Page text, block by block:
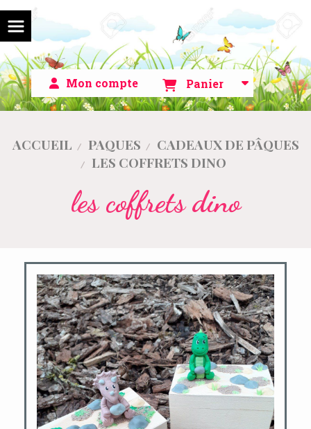
Mon compte Panier
ACCUEIL PAQUES
CADEAUX DE PÂQUES
LES COFFRETS DINO
les coffrets dino